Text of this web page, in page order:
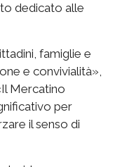
dedicato alle
famiglie e
e convivialità»,
Mercatino
per
il senso di